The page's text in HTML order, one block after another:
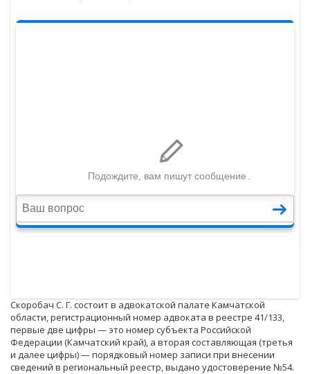
Скоробач С. Г. состоит в адвокатской палате Камчатской
области, регистрационный номер адвоката в реестре 41/133,
первые две цифры — это номер субъекта Российской
Федерации (Камчатский край), а вторая составляющая (третья
и далее цифры) — порядковый номер записи при внесении
сведений в региональный реестр, выдано удостоверение №54.